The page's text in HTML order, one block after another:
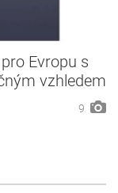
Evropu s
vzhledem
9